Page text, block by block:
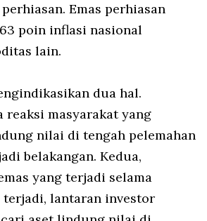
Emas perhiasan
poin inflasi nasional
lain.
dua hal.
reaksi masyarakat yang
nilai di tengah pelemahan
belakangan. Kedua,
yang terjadi selama
lantaran investor